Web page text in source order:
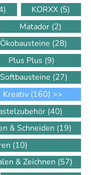
KORXX (5)
Matador (2)
Ökobausteine (28)
Plus Plus (9)
Softbausteine (27)
Kreativ (160) >>
(40)
& Schneiden (19)
(10)
& Zeichnen (57)